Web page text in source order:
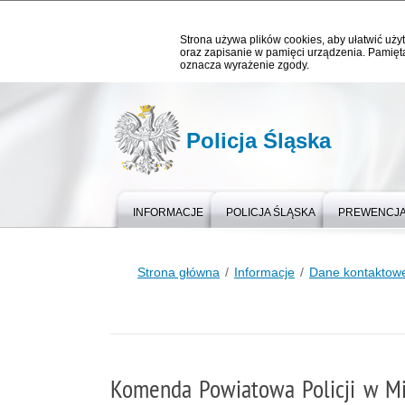
Strona używa plików cookies, aby ułatwić
oraz zapisanie w pamięci urządzenia.
oznacza wyrażenie zgody.
Policja Śląska
INFORMACJE POLICJA ŚLĄSKA
Strona główna Informacje Dane
Komenda Powiatowa Policji w